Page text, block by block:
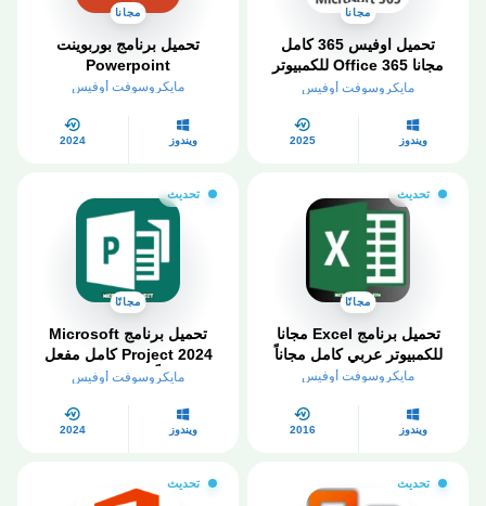
مجانا
تحميل اوفيس 365 كامل
مجانا Office 365 للكمبيوتر
مايكروسوفت أوفيس
ويندوز 2025
مجانا
تحميل برنامج بوربوينت
Powerpoint
مايكروسوفت أوفيس
ويندوز 2024
تحديث
مجانًا
تحميل برنامج Excel مجانا
للكمبيوتر عربي كامل مجاناً
مايكروسوفت أوفيس
ويندوز 2016
تحديث
مجانًا
تحميل برنامج Microsoft
Project 2024 كامل مفعل
مجاناً من ميديا ​​فاير
مايكروسوفت أوفيس
ويندوز 2024
تحديث تحديث